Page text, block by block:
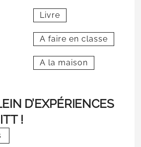
Livre
A faire en classe
A la maison
D’EXPÉRIENCES
!